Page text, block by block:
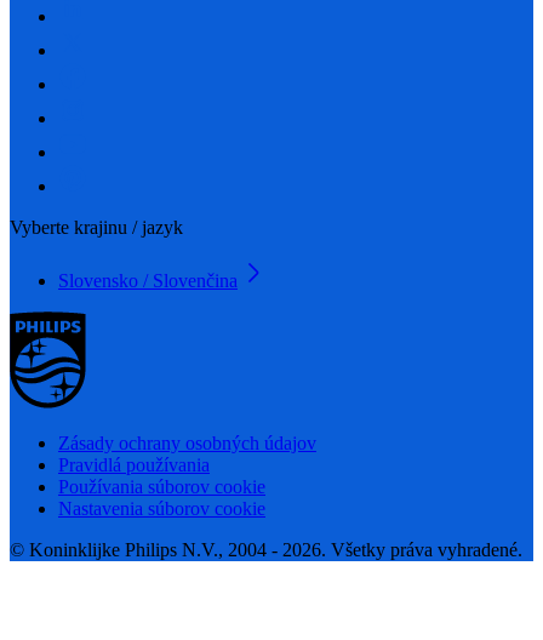
Vyberte krajinu / jazyk
Slovensko / Slovenčina
Zásady ochrany osobných údajov
Pravidlá používania
Používania súborov cookie
Nastavenia súborov cookie
© Koninklijke Philips N.V., 2004 - 2026. Všetky práva vyhradené.